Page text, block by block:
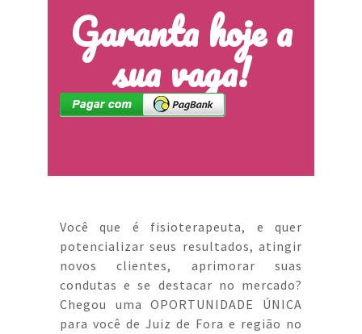
Garantahoje a
sua vaga!
Você que é fisioterapeuta, e quer
potencializar seus resultados, atingir
novos clientes, aprimorar suas
condutas e se destacar no mercado?
Chegou uma OPORTUNIDADE ÚNICA
para você de Juiz de Fora e região no